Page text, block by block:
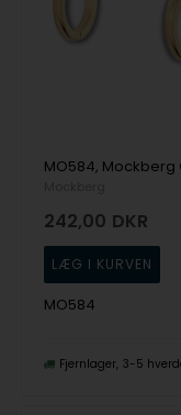
242,00 DKR
MO584
Fjernlager 3-5